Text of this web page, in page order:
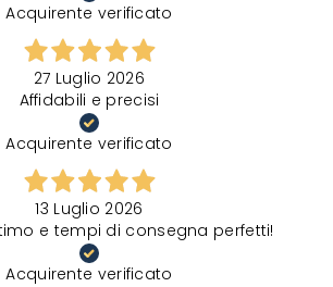
Acquirente verificato
27 Luglio 2026
Affidabili e precisi
Acquirente verificato
13 Luglio 2026
e tempi di consegna perfetti!
Acquirente verificato